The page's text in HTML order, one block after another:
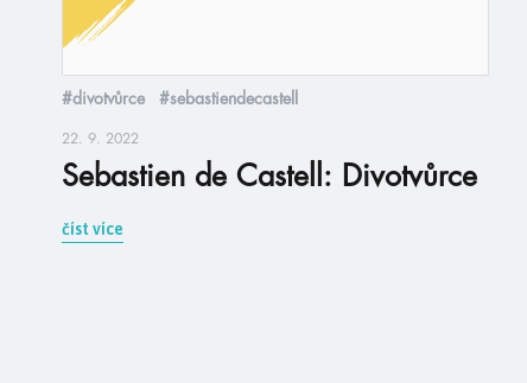
#divotvůrce #sebastiendecastell
22. 9. 2022
Sebastien de Castell: Divotvůrce
číst více